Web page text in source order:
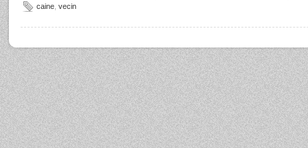
caine vecin